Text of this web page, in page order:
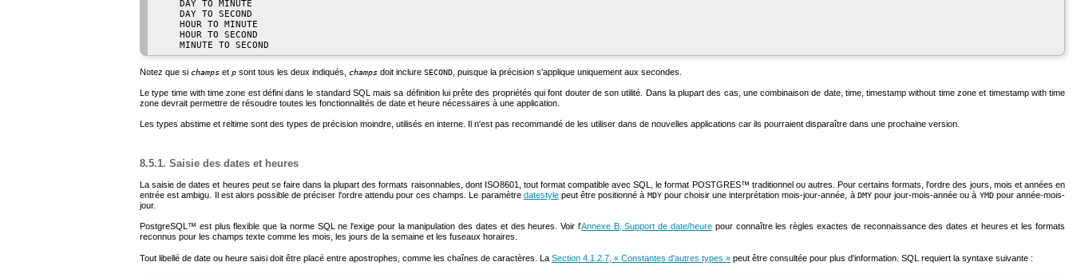
    DAY TO MINUTE
    DAY TO SECOND
    HOUR TO MINUTE
    HOUR TO SECOND
Notez que si champs et p sont tous les deux indiqués, champs doit inclure SECOND , puisque la précision s'applique uniquement aux secondes.
Le type time with time zone est défini dans le standard SQL mais sa définition lui prête des propriétés qui font douter de son utilité. Dans la plupart des cas, une combinaison de date, time,timestamp without time zone et timestamp with time
zone devrait permettre de résoudre toutes les fonctionnalités de date et heure nécessaires à une application.
Les types abstime et reltime sont des types de précision moindre, utilisés en interne. Il n'est pas recommandé de les utiliser dans de nouvelles applications car ils pourraient disparaître dans une prochaine version.
8.5.1. Saisie des dates et heures
La saisie de dates et heures peut se faire dans la plupart des formats raisonnables, dont ISO8601, tout format compatible avecSQL , le format POSTGRES™ traditionnel ou autres. Pour certains formats, l'ordre des jours, mois et années en
entrée est ambigu. Il est alors possible de préciser l'ordre attendu pour ces champs. Le paramètre datestylepeut être positionné à MDYpour choisir une interprétation mois-jour-année, à DMYpour jour-mois-année ou à YMDpour année-mois-
jour.
PostgreSQL™ est plus flexible que la norme SQLne l'exige pour la manipulation des dates et des heures. Voir l'Annexe B, Support de date/heure pour connaître les règles exactes de reconnaissance des dates et heures et les formats
reconnus pour les champs texte comme les mois, les jours de la semaine et les fuseaux horaires.
Tout libellé de date ou heure saisi doit être placé entre apostrophes, comme les chaînes de caractères. La Section 4.1.2.7, « Constantes d'autres types » peut être consultée pour plus d'information. SQL requiert la syntaxe suivante :